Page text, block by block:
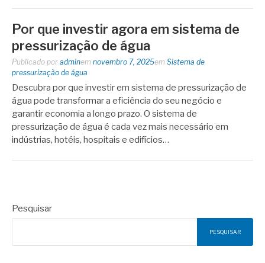
Por que investir agora em sistema de
pressurização de água
Publicado por adminem novembro 7, 2025em Sistema de
pressurização de água
Descubra por que investir em sistema de pressurização de
água pode transformar a eficiência do seu negócio e
garantir economia a longo prazo. O sistema de
pressurização de água é cada vez mais necessário em
indústrias, hotéis, hospitais e edifícios…
Pesquisar
PESQUISAR